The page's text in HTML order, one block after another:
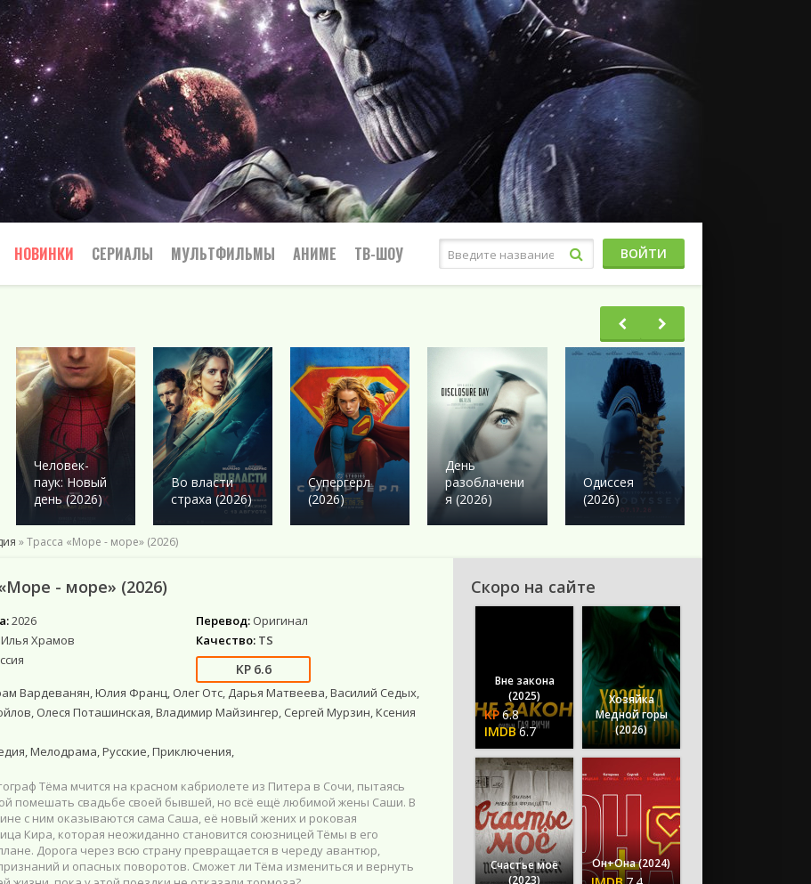
Боевики
Вестерн
Военный
Детектив
Драма
Исторические
Комедия
Мелодрама
Семейный
Триллер
Ужасы
Фантастика
Фэнтези
Фильмы 4К
Фильмы HD1080
НОВИНКИ СЕРИАЛЫ
Боевик
Мелодрамы
Военный
Детектив
Исторические
Приключения
Триллеры
Ужасы
Фантастика
Netflix
МУЛЬТФИЛЬМЫ АНИМЕ
Драма
Романтика
Комедия
Этти
Мистика
Приключения
Ужасы
Триллеры
Боевик
ТВ-ШОУ ВОЙТИ
Человек-
паук: Новый
день (2026)
Во власти
страха (2026)
Супергерл
(2026)
День
разоблачени
я (2026)
Одиссея
(2026)
» Трасса «Море - море» (2026)
- море» (2026)
2026
Илья Храмов
Перевод: Оригинал
Качество: TS
6.6
Вардеванян, Юлия Франц, Олег Отс, Дарья Матвеева, Василий Седых,
Олеся Поташинская, Владимир Майзингер, Сергей Мурзин, Ксения
Мелодрама, Русские, Приключения,
Тёма мчится на красном кабриолете из Питера в Сочи, пытаясь
помешать свадьбе своей бывшей, но всё ещё любимой жены Саши. В
с ним оказываются сама Саша, её новый жених и роковая
Кира, которая неожиданно становится союзницей Тёмы в его
Дорога через всю страну превращается в череду авантюр,
и опасных поворотов. Сможет ли Тёма измениться и вернуть
Скоро на сайте
Вне закона
(2025)
6.8
6.7
Хозяйка
Медной горы
(2026)
Счастье моё
(2023)
Он+Она (2024)